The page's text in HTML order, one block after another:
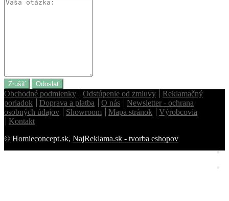
Zrušiť Odoslať
Obchodné podmienky Odstúpenie od zmluvy
Reklamačný
poriadok
Doprava a platba O nás
Newsletter - ochrana
osobných údajov
Showroom Mapa stránok
Výrobcovia
Kontakt
© Homieconcept.sk, NajReklama.sk - tvorba eshopov